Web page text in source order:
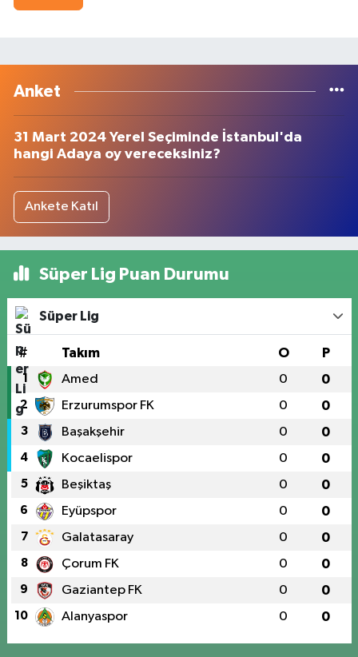
Anket
31 Mart 2024 Yerel Seçiminde İstanbul'da
hangi Adaya oy vereceksiniz?
Ankete Katıl
Süper Lig Puan Durumu
Süper Lig
# Takım O P
1 Amed 0 0
2 Erzurumspor FK 0 0
3 Başakşehir 0 0
4 Kocaelispor 0 0
5 Beşiktaş 0 0
6 Eyüpspor 0 0
7 Galatasaray 0 0
8 Çorum FK 0 0
9 Gaziantep FK 0 0
10 Alanyaspor 0 0